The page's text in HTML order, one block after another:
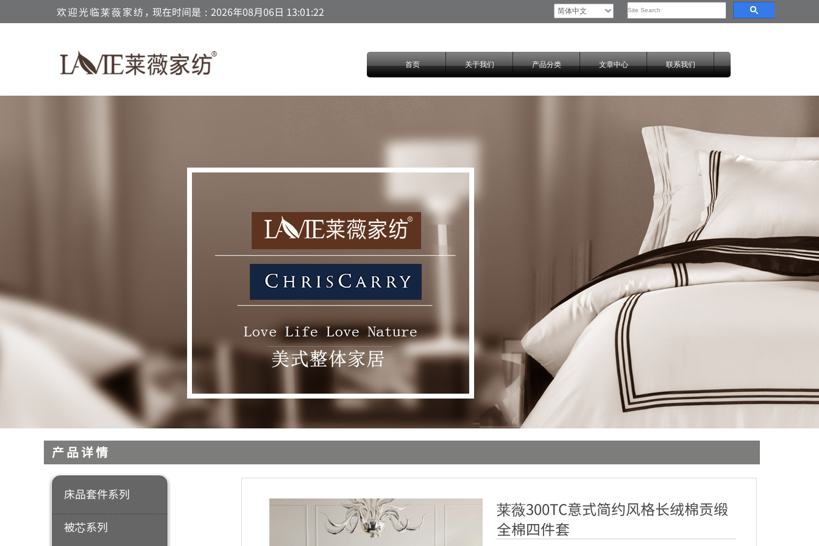
简体中文
欢迎光临莱薇家纺，现在时间是：2026年08月06日 13:01:22
首页 关于我们 产品分类 文章中心 联系我们
产品详情
床品套件系列
被芯系列
莱薇300TC意式简约风格长绒棉贡缎
全棉四件套